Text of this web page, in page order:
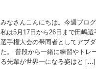
みなさんこんにちは。今週ブログ
私は5月17日から26日まで田嶋選
選手権大会の帯同者としてアブ
た。 普段から一緒に練習やトレ
る先輩が世界一になる姿はと […]